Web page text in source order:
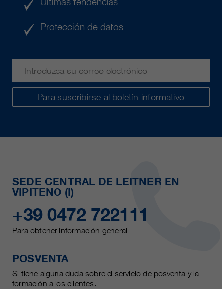
Para suscribirse al boletín informativo
Últimas tendencias
Protección de datos
SEDE CENTRAL DE LEITNER EN
VIPITENO (I)
+39 0472 722111
Para obtener información general
POSVENTA
Si tiene alguna duda sobre el servicio de posventa y la
formación a los clientes.
clientes/ socios.